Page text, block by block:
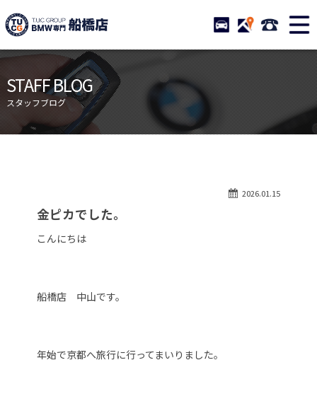
TUCグループ BMW専門 船
STOCK ACCESS 047-
ニュース
在庫リスト
目玉車両一覧
店舗紹介
保証＆サービス
アクセスマップ
自動車保険
STAFF BLOG
スタッフブログ
2026.01.15
金ピカでした。
こんにちは
船橋店 中山です。
年始で京都へ旅行に行ってまいりました。